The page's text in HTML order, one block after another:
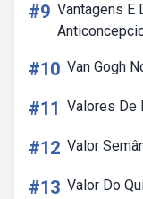
#9 Vantagens E
#10 Van Gogh
#11 Valores De
#12 Valor
#13 Valor Do